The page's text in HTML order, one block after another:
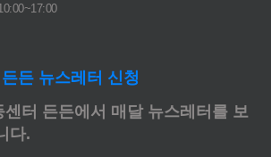
든든 뉴스레터 신청
터 든든에서 매달 뉴스레터를 보
다.